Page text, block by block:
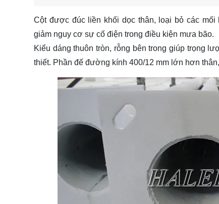
Cột được đúc liền khối dọc thân, loại bỏ các
giảm nguy cơ sự cố điện trong điều kiện mưa bão.
Kiểu dáng thuôn tròn, rỗng bên trong giúp trọng
thiết. Phần đế đường kính 400/12 mm lớn hơn